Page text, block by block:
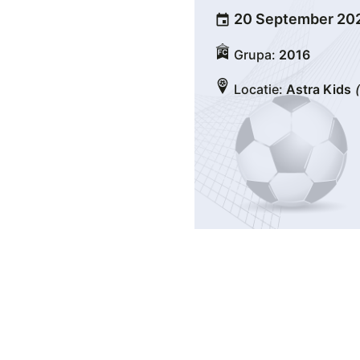
event 20 September
Grupa: 2016
Locatie: Astra Kids